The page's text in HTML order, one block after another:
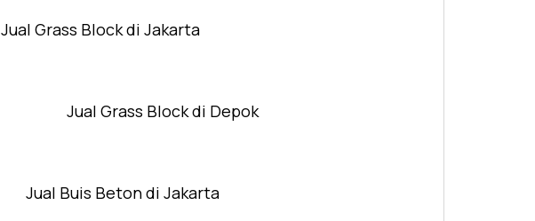
Jual Grass Block di Jakarta
Jual Grass Block di Depok
Jual Buis Beton di Jakarta